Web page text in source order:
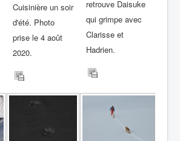
Cuisinière un soir
d'été. Photo
prise le 4 août
2020.
retrouve Daisuke
qui grimpe avec
Clarisse et
Hadrien.